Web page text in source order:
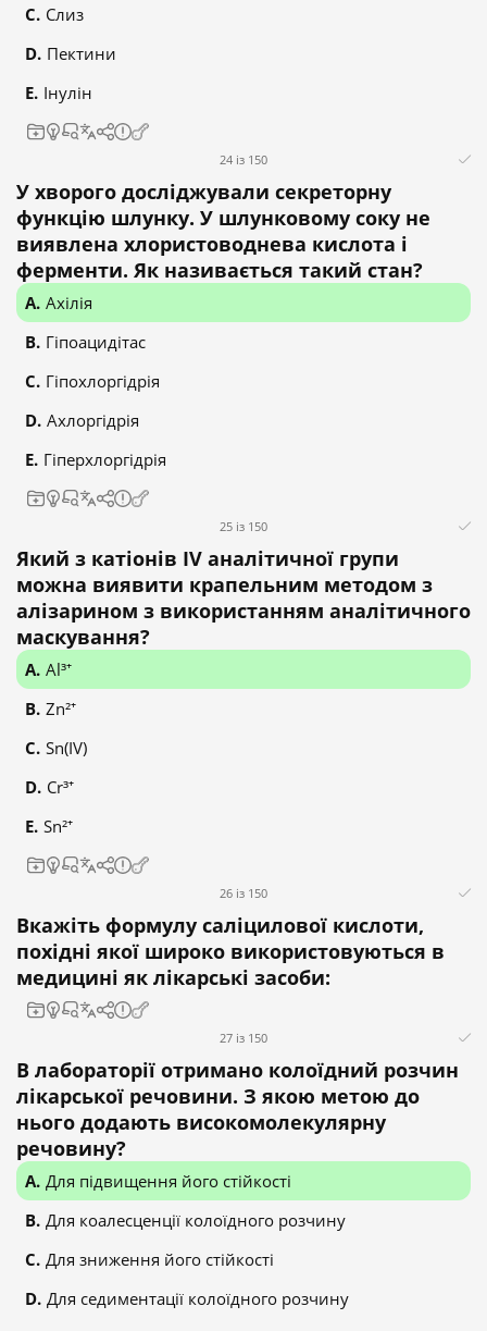
Слиз
Пектини
Інулін
24 із 150
У хворого досліджували секреторну
функцію шлунку. У шлунковому соку не
виявлена хлористоводнева кислота і
ферменти. Як називається такий стан?
Ахілія
Гіпоацидітас
Гіпохлоргідрія
Ахлоргідрія
Гіперхлоргідрія
25 із 150
Який з катіонів IV аналітичної групи
можна виявити крапельним методом з
алізарином з використанням аналітичного
маскування?
Al³⁺
Zn²⁺
Sn(IV)
Cr³⁺
Sn²⁺
26 із 150
Вкажіть формулу саліцилової кислоти,
похідні якої широко використовуються в
медицині як лікарські засоби:
27 із 150
В лабораторії отримано колоїдний розчин
лікарської речовини. З якою метою до
нього додають високомолекулярну
речовину?
Для підвищення його стійкості
Для коалесценції колоїдного розчину
Для зниження його стійкості
Для седиментації колоїдного розчину